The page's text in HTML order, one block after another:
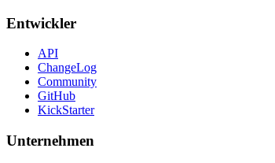
Entwickler
API
ChangeLog
Community
GitHub
KickStarter
Unternehmen